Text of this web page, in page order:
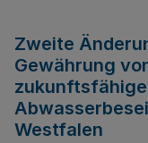
Zweite
Gewährung
Westfalen